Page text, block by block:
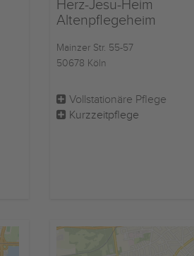
Herz-Jesu-Heim
Altenpflegeheim
Mainzer Str. 55-57
50678 Köln
Vollstationäre Pflege
Kurzzeitpflege